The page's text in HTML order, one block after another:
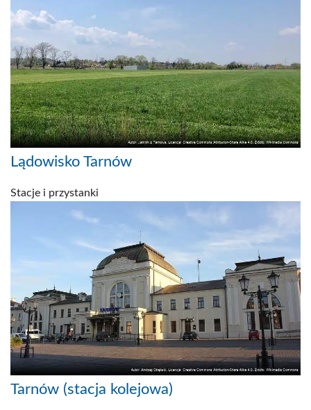
Lądowisko Tarnów
Stacje i przystanki
Tarnów (stacja kolejowa)